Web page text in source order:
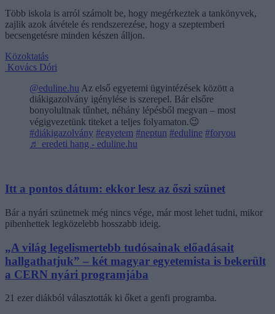
Több iskola is arról számolt be, hogy megérkeztek a tankönyvek,
zajlik azok átvétele és rendszerezése, hogy a szeptemberi
becsengetésre minden készen álljon.
Közoktatás
Kovács Dóri
@eduline.hu Az első egyetemi ügyintézések között a
diákigazolvány igénylése is szerepel. Bár elsőre
bonyolultnak tűnhet, néhány lépésből megvan – most
végigvezetünk titeket a teljes folyamaton.😉
#diákigazolvány #egyetem #neptun #eduline #foryou
♬ eredeti hang - eduline.hu
Itt a pontos dátum: ekkor lesz az őszi szünet
Bár a nyári szünetnek még nincs vége, már most lehet tudni, mikor
pihenhettek legközelebb hosszabb ideig.
„A világ legelismertebb tudósainak előadásait
hallgathatjuk” – két magyar egyetemista is bekerült
a CERN nyári programjába
21 ezer diákból választották ki őket a genfi programba.